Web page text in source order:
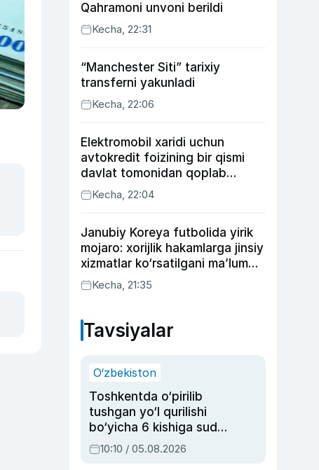
Qahramoni unvoni berildi
Kecha, 22:31
“Manchester Siti” tarixiy
transferni yakunladi
Kecha, 22:06
Elektromobil xaridi uchun
avtokredit foizining bir qismi
davlat tomonidan qoplab
berilishi mumkin
Kecha, 22:04
Janubiy Koreya futbolida yirik
mojaro: xorijlik hakamlarga jinsiy
xizmatlar ko‘rsatilgani ma’lum
qilindi
Kecha, 21:35
Tavsiyalar
O‘zbekiston
Toshkentda o‘pirilib
tushgan yo‘l qurilishi
bo‘yicha 6 kishiga sud
hukmi o‘qildi
10:10 / 05.08.2026